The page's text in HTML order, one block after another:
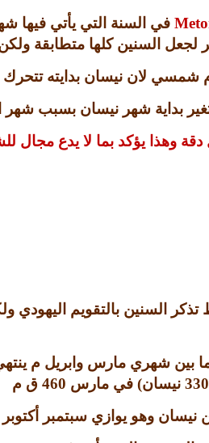
في السنة التي يأتي فيها
السنين كلها متطابقة
شمسي لان نيسان بدايته
بداية شهر نيسان بسبب شهر
وهذا يؤكد بما لا يدع مجال
السنين بالتقويم اليهودي
ما بين شهري مارس وابريل م
نيسان) في مارس 460 ق م
وهو يوازي سبتمبر أكتوبر